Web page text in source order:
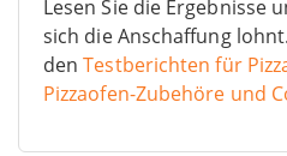
Lesen Sie die Ergebnisse
sich die Anschaffung
denTestberichten für
Pizzaofen-Zubehöre und